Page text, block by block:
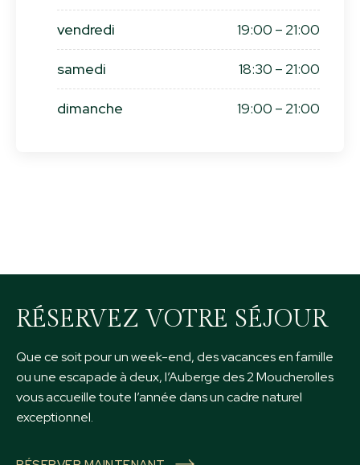
vendredi 19:00 – 21:00
samedi 18:30 – 21:00
dimanche 19:00 – 21:00
RÉSERVEZ VOTRE SÉJOUR
Que ce soit pour un week-end, des vacances en famille
ou une escapade à deux, l’Auberge des 2 Moucherolles
vous accueille toute l’année dans un cadre naturel
exceptionnel.